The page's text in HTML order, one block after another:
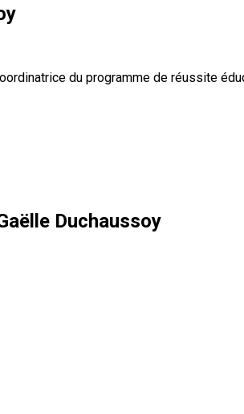
du programme de réussite
Duchaussoy